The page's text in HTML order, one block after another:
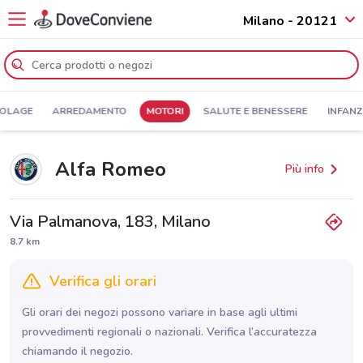
Milano - 20121
ARREDAMENTO MOTORI SALUTE E BENESSERE
Alfa Romeo Più info
Via Palmanova, 183, Milano
8.7 km
Verifica gli orari
Gli orari dei negozi possono variare in base agli ultimi
provvedimenti regionali o nazionali. Verifica l’accuratezza
chiamando il negozio.